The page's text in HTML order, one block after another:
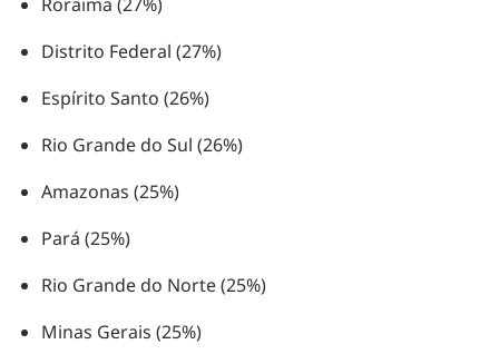
Distrito Federal (27%)
Espírito Santo (26%)
Rio Grande do Sul (26%)
Amazonas (25%)
Pará (25%)
Rio Grande do Norte (25%)
Minas Gerais (25%)